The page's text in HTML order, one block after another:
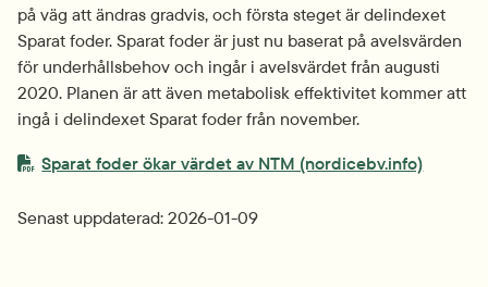
på väg att ändras gradvis, och första steget är delindexet
Sparat foder. Sparat foder är just nu baserat på avelsvärden
för underhållsbehov och ingår i avelsvärdet från augusti
2020. Planen är att även metabolisk effektivitet kommer att
ingå i delindexet Sparat foder från november.
PDF-fil.
Sparat foder ökar värdet av NTM (nordicebv.info)
Senast uppdaterad: 2026-01-09